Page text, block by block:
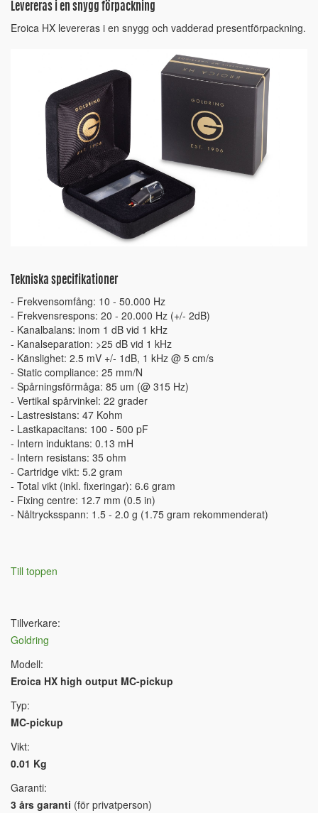
Levereras i en snygg förpackning
Eroica HX levereras i en snygg och vadderad presentförpackning.
Tekniska specifikationer
- Frekvensomfång: 10 - 50.000 Hz
- Frekvensrespons: 20 - 20.000 Hz (+/- 2dB)
- Kanalbalans: inom 1 dB vid 1 kHz
- Kanalseparation: >25 dB vid 1 kHz
- Känslighet: 2.5 mV +/- 1dB, 1 kHz @ 5 cm/s
- Static compliance: 25 mm/N
- Spårningsförmåga: 85 um (@ 315 Hz)
- Vertikal spårvinkel: 22 grader
- Lastresistans: 47 Kohm
- Lastkapacitans: 100 - 500 pF
- Intern induktans: 0.13 mH
- Intern resistans: 35 ohm
- Cartridge vikt: 5.2 gram
- Total vikt (inkl. fixeringar): 6.6 gram
- Fixing centre: 12.7 mm (0.5 in)
- Nåltrycksspann: 1.5 - 2.0 g (1.75 gram rekommenderat)
Till toppen
Tillverkare:
Goldring
Modell:
Eroica HX high output MC-pickup
Typ:
MC-pickup
Vikt:
0.01 Kg
Garanti:
3 års garanti (för privatperson)